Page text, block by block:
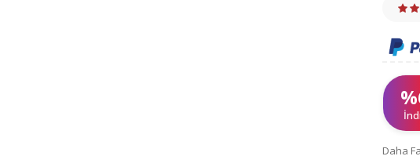
%
Daha